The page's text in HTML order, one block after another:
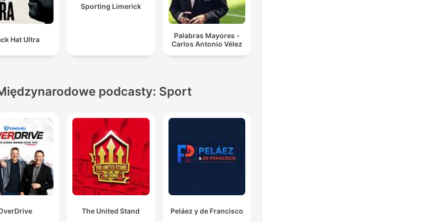
Hat Ultra
Sporting Limerick
Palabras Mayores -
Carlos Antonio Vélez
podcasty: Sport
The United Stand Peláez y de Francisco